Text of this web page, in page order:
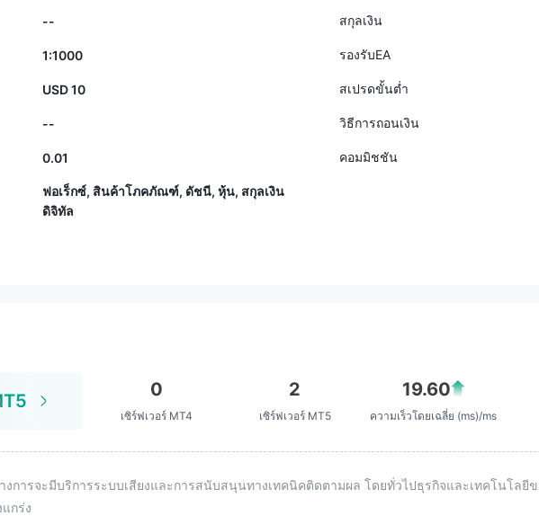
-- สกุลเงิน
1:1000 รองรับEA
USD 10 สเปรดขั้นต่ำ
-- วิธีการถอนเงิน
0.01 คอมมิชชัน
ฟอเร็กซ์, สินค้าโภคภัณฑ์, ดัชนี, หุ้น, สกุลเงิน
ดิจิทัล
0
เซิร์ฟเวอร์ MT4
2
เซิร์ฟเวอร์ MT5
19.60
ความเร็วโดยเฉลี่ย (ms)/ms
งการจะมีบริการระบบเสียงและการสนับสนุนทางเทคนิคติดตามผล โดยทั่วไปธุรกิจและเทคโนโล
กร่ง